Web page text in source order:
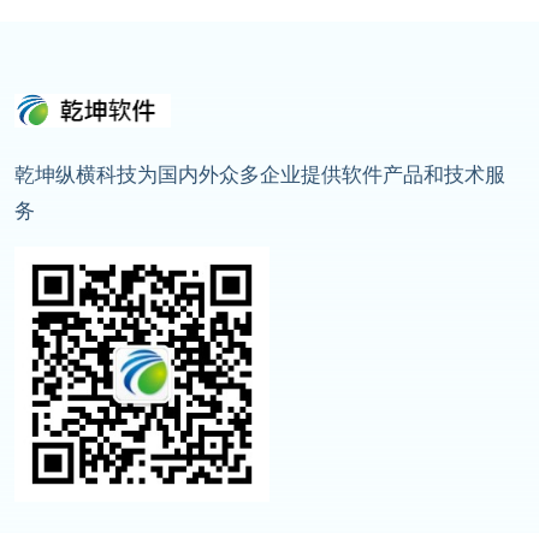
乾坤纵横科技为国内外众多企业提供软件产品和技术服
务